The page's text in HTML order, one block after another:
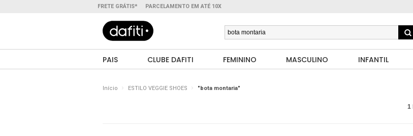
FRETE GRÁTIS* PARCELAMENTO EM ATÉ 10X
PAIS CLUBE DAFITI FEMININO MASCULINO INFANTIL
Início ESTILO VEGGIE SHOES "bota montaria"
1